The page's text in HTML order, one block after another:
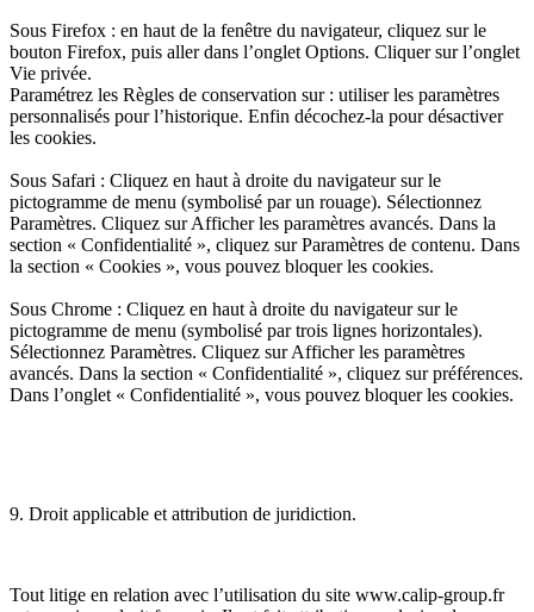
Sous Firefox : en haut de la fenêtre du navigateur, cliquez sur le
bouton Firefox, puis aller dans l’onglet Options. Cliquer sur l’onglet
Vie privée.
Paramétrez les Règles de conservation sur : utiliser les paramètres
personnalisés pour l’historique. Enfin décochez-la pour désactiver
les cookies.
Sous Safari : Cliquez en haut à droite du navigateur sur le
pictogramme de menu (symbolisé par un rouage). Sélectionnez
Paramètres. Cliquez sur Afficher les paramètres avancés. Dans la
section « Confidentialité », cliquez sur Paramètres de contenu. Dans
la section « Cookies », vous pouvez bloquer les cookies.
Sous Chrome : Cliquez en haut à droite du navigateur sur le
pictogramme de menu (symbolisé par trois lignes horizontales).
Sélectionnez Paramètres. Cliquez sur Afficher les paramètres
avancés. Dans la section « Confidentialité », cliquez sur préférences.
Dans l’onglet « Confidentialité », vous pouvez bloquer les cookies.
9. Droit applicable et attribution de juridiction.
Tout litige en relation avec l’utilisation du site www.calip-group.fr